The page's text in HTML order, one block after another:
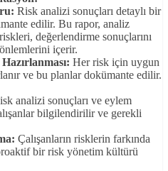
Risk analizi sonuçları detaylı bir
edilir. Bu rapor, analiz
değerlendirme sonuçlarını
içerir.
Her risk için uygun
ve bu planlar dokümante edilir.
analizi sonuçları ve eylem
bilgilendirilir ve gerekli
Çalışanların risklerin farkında
bir risk yönetim kültürü